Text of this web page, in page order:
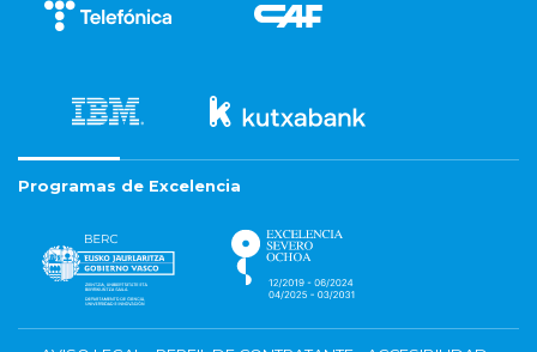
Programas de Excelencia